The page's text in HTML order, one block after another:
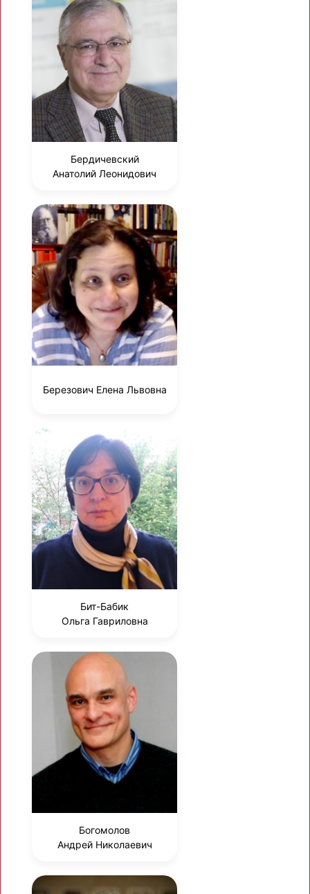
Бердичевский
Анатолий Леонидович
Березович Елена Львовна
Бит-Бабик
Ольга Гавриловна
Богомолов
Андрей Николаевич